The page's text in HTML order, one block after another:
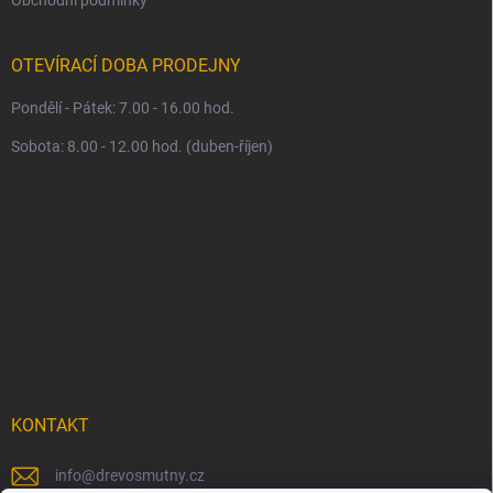
OTEVÍRACÍ DOBA PRODEJNY
Pondělí - Pátek: 7.00 - 16.00 hod.
Sobota: 8.00 - 12.00 hod. (duben-říjen)
KONTAKT
info@drevosmutny.cz